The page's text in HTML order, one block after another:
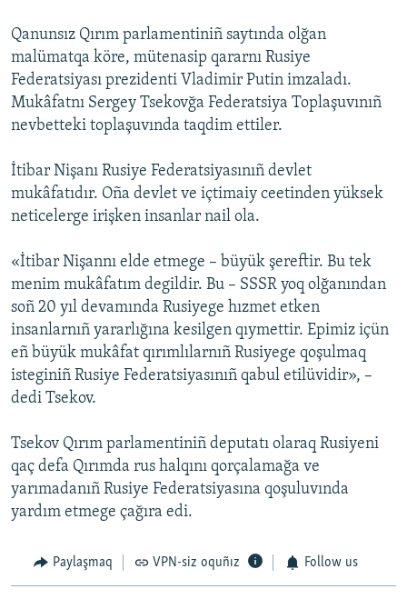
Qanunsız Qırım parlamentiniñ saytında olğan
malümatqa köre, mütenasip qararnı Rusiye
Federatsiyası prezidenti Vladimir Putin imzaladı.
Mukâfatnı Sergey Tsekovğa Federatsiya Toplaşuvınıñ
nevbetteki toplaşuvında taqdim ettiler.
İtibar Nişanı Rusiye Federatsiyasınıñ devlet
mukâfatıdır. Oña devlet ve içtimaiy ceetinden yüksek
neticelerge irişken insanlar nail ola.
«İtibar Nişannı elde etmege – büyük şereftir. Bu tek
menim mukâfatım degildir. Bu – SSSR yoq olğanından
soñ 20 yıl devamında Rusiyege hızmet etken
insanlarnıñ yararlığına kesilgen qıymettir. Epimiz içün
eñ büyük mukâfat qırımlılarnıñ Rusiyege qoşulmaq
isteginiñ Rusiye Federatsiyasınıñ qabul etilüvidir», –
dedi Tsekov.
Tsekov Qırım parlamentiniñ deputatı olaraq Rusiyeni
qaç defa Qırımda rus halqını qorçalamağa ve
yarımadanıñ Rusiye Federatsiyasına qoşuluvında
yardım etmege çağıra edi.
Paylaşmaq VPN-siz oquñız Follow us